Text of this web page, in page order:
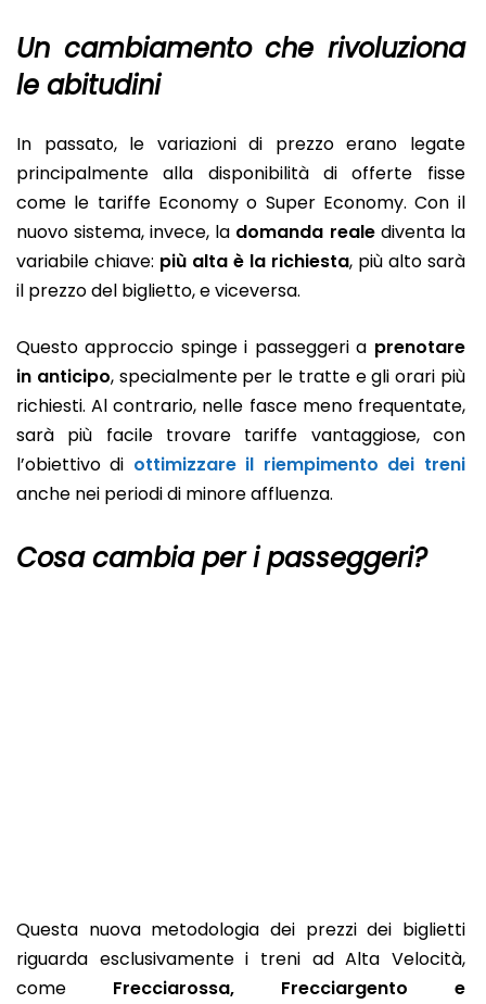
Un cambiamento che rivoluziona
le abitudini
In passato, le variazioni di prezzo erano legate
principalmente alla disponibilità di offerte fisse
come le tariffe Economy o Super Economy. Con il
nuovo sistema, invece, la domanda realediventa la
variabile chiave: più alta è la richiesta, più alto sarà
il prezzo del biglietto, e viceversa.
Questo approccio spinge i passeggeri a prenotare
in anticipo, specialmente per le tratte e gli orari più
richiesti. Al contrario, nelle fasce meno frequentate,
sarà più facile trovare tariffe vantaggiose, con
l’obiettivo di ottimizzare il riempimento dei treni
anche nei periodi di minore affluenza.
Cosa cambia per i passeggeri?
Questa nuova metodologia dei prezzi dei biglietti
riguarda esclusivamente i treni ad Alta Velocità,
come Frecciarossa, Frecciargento e